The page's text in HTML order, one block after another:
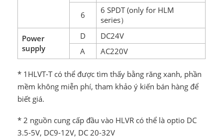
6
6 SPDT (only for HLM
series）
Power
supply
D
DC24V
A
AC220V
* 1HLVT-T có thể được tìm thấy bằng răng xanh, phần
mềm không miễn phí, tham khảo ý kiến bán hàng để
biết giá.
* 2 nguồn cung cấp đầu vào HLVR có thể là optio DC
3.5-5V, DC9-12V, DC 20-32V